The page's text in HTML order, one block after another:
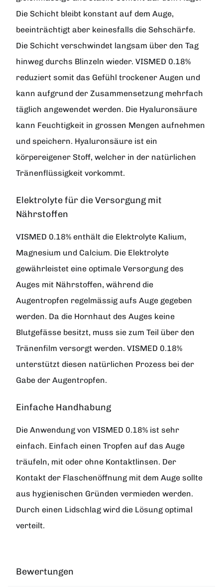
Die Schicht bleibt konstant auf dem Auge,
beeinträchtigt aber keinesfalls die Sehschärfe.
Die Schicht verschwindet langsam über den Tag
hinweg durchs Blinzeln wieder. VISMED 0.18%
reduziert somit das Gefühl trockener Augen und
kann aufgrund der Zusammensetzung mehrfach
täglich angewendet werden. Die Hyaluronsäure
kann Feuchtigkeit in grossen Mengen aufnehmen
und speichern. Hyaluronsäure ist ein
körpereigener Stoff, welcher in der natürlichen
Tränenflüssigkeit vorkommt.
Elektrolyte für die Versorgung mit
Nährstoffen
VISMED 0.18% enthält die Elektrolyte Kalium,
Magnesium und Calcium. Die Elektrolyte
gewährleistet eine optimale Versorgung des
Auges mit Nährstoffen, während die
Augentropfen regelmässig aufs Auge gegeben
werden. Da die Hornhaut des Auges keine
Blutgefässe besitzt, muss sie zum Teil über den
Tränenfilm versorgt werden. VISMED 0.18%
unterstützt diesen natürlichen Prozess bei der
Gabe der Augentropfen.
Einfache Handhabung
Die Anwendung von VISMED 0.18% ist sehr
einfach. Einfach einen Tropfen auf das Auge
träufeln, mit oder ohne Kontaktlinsen. Der
Kontakt der Flaschenöffnung mit dem Auge sollte
aus hygienischen Gründen vermieden werden.
Durch einen Lidschlag wird die Lösung optimal
verteilt.
Bewertungen